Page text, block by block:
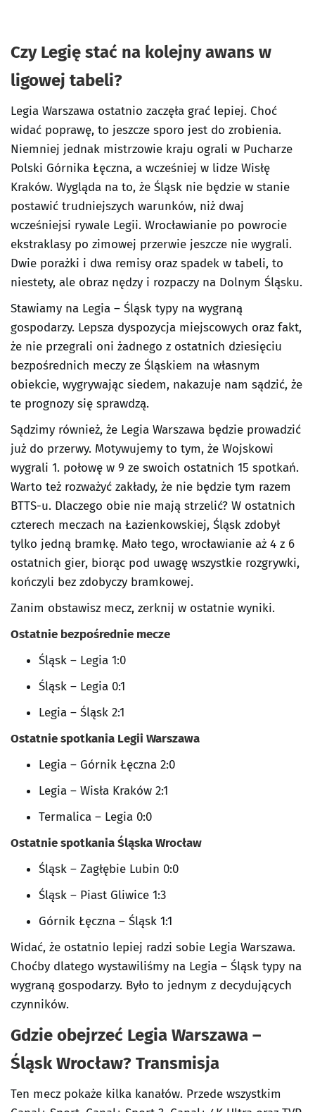
Czy Legię stać na kolejny awans w
ligowej tabeli?
Legia Warszawa ostatnio zaczęła grać lepiej. Choć
widać poprawę, to jeszcze sporo jest do zrobienia.
Niemniej jednak mistrzowie kraju ograli w Pucharze
Polski Górnika Łęczna, a wcześniej w lidze Wisłę
Kraków. Wygląda na to, że Śląsk nie będzie w stanie
postawić trudniejszych warunków, niż dwaj
wcześniejsi rywale Legii. Wrocławianie po powrocie
ekstraklasy po zimowej przerwie jeszcze nie wygrali.
Dwie porażki i dwa remisy oraz spadek w tabeli, to
niestety, ale obraz nędzy i rozpaczy na Dolnym Śląsku.
Stawiamy na Legia – Śląsk typy na wygraną
gospodarzy. Lepsza dyspozycja miejscowych oraz fakt,
że nie przegrali oni żadnego z ostatnich dziesięciu
bezpośrednich meczy ze Śląskiem na własnym
obiekcie, wygrywając siedem, nakazuje nam sądzić, że
te prognozy się sprawdzą.
Sądzimy również, że Legia Warszawa będzie prowadzić
już do przerwy. Motywujemy to tym, że Wojskowi
wygrali 1. połowę w 9 ze swoich ostatnich 15 spotkań.
Warto też rozważyć zakłady, że nie będzie tym razem
BTTS-u. Dlaczego obie nie mają strzelić? W ostatnich
czterech meczach na Łazienkowskiej, Śląsk zdobył
tylko jedną bramkę. Mało tego, wrocławianie aż 4 z 6
ostatnich gier, biorąc pod uwagę wszystkie rozgrywki,
kończyli bez zdobyczy bramkowej.
Zanim obstawisz mecz, zerknij w ostatnie wyniki.
Ostatnie bezpośrednie mecze
Śląsk – Legia 1:0
Śląsk – Legia 0:1
Legia – Śląsk 2:1
Ostatnie spotkania Legii Warszawa
Legia – Górnik Łęczna 2:0
Legia – Wisła Kraków 2:1
Termalica – Legia 0:0
Ostatnie spotkania Śląska Wrocław
Śląsk – Zagłębie Lubin 0:0
Śląsk – Piast Gliwice 1:3
Górnik Łęczna – Śląsk 1:1
Widać, że ostatnio lepiej radzi sobie Legia Warszawa.
Choćby dlatego wystawiliśmy na Legia – Śląsk typy na
wygraną gospodarzy. Było to jednym z decydujących
czynników.
Gdzie obejrzeć Legia Warszawa –
Śląsk Wrocław? Transmisja
Ten mecz pokaże kilka kanałów. Przede wszystkim